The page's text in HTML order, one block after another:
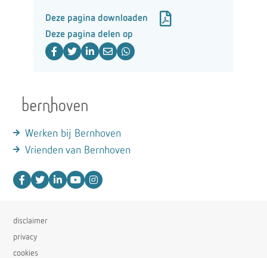
Deze pagina downloaden
Deze pagina delen op
Werken bij Bernhoven
Vrienden van Bernhoven
disclaimer
privacy
cookies